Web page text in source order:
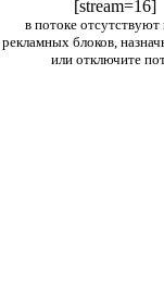
[stream=16]
в потоке отсутствуют
рекламных блоков,
или отключите